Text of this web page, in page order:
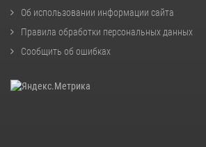
Об использовании информации сайта
Правила обработки персональных данных
Сообщить об ошибках